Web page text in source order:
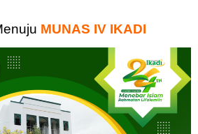
MUNAS IV IKADI